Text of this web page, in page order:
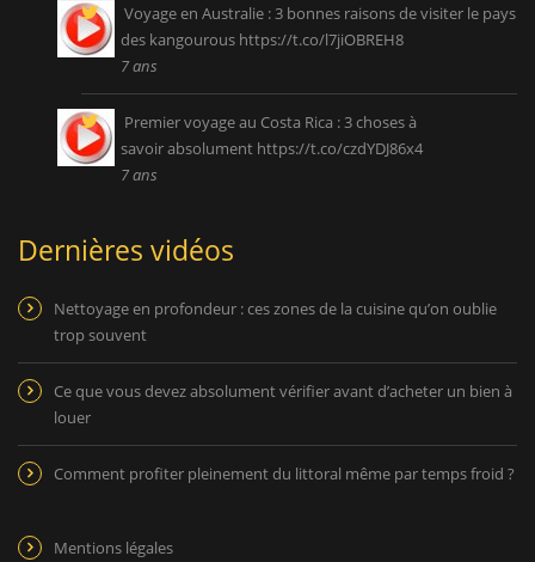
Voyage en Australie : 3 bonnes raisons de visiter le pays
des kangourous https://t.co/l7jiOBREH8
7 ans
Premier voyage au Costa Rica : 3 choses à
savoir absolument https://t.co/czdYDJ86x4
7 ans
Dernières vidéos
Nettoyage en profondeur : ces zones de la cuisine qu’on oublie
trop souvent
Ce que vous devez absolument vérifier avant d’acheter un bien à
louer
Comment profiter pleinement du littoral même par temps froid ?
Mentions légales